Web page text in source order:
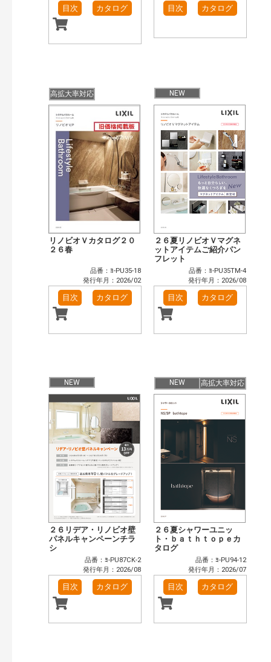
目次 カタログ 目次 カタログ
高拡大率対応
リノビオＶカタログ２０
２６春
品番：ﾖ-PU35-18
発行年月：2026/02
目次 カタログ
NEW
２６夏リノビオＶマグネ
ットアイテムご紹介パン
フレット
品番：ﾖ-PU35TM-4
発行年月：2026/08
目次 カタログ
NEW
２６リデア・リノビオ壁
パネルキャンペーンチラ
シ
品番：ﾖ-PU87CK-2
発行年月：2026/08
目次 カタログ
NEW 高拡大率対応
２６夏シャワーユニッ
ト・ｂａｔｈｔｏｐｅカ
タログ
品番：ﾖ-PU94-12
発行年月：2026/07
目次 カタログ